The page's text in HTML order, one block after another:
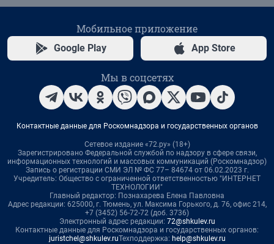
Мобильное приложение
Google Play App Store
Мы в соцсетях
Контактные данные для Роскомнадзора и государственных органов
Сетевое издание «72.ру» (18+)
Зарегистрировано Федеральной службой по надзору в сфере связи,
информационных технологий и массовых коммуникаций (Роскомнадзор)
Запись о регистрации СМИ ЭЛ № ФС 77– 84674 от 06.02.2023 г.
Учредитель: Общество с ограниченной ответственностью "ИНТЕРНЕТ
ТЕХНОЛОГИИ"
Главный редактор: Познахарева Елена Павловна
Адрес редакции: 625000, г. Тюмень, ул. Максима Горького, д. 76, офис 214,
+7 (3452) 56-72-72 (доб. 3736)
Электронный адрес редакции: 72@shkulev.ru
Контактные данные для Роскомнадзора и государственных органов:
juristchel@shkulev.ruТехподдержка: help@shkulev.ru